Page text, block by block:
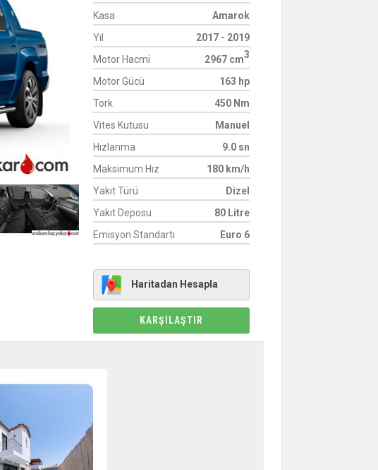
Amarok
Kasa
2017 - 2019
Yıl
2967 cm3
Motor Hacmi
163 hp
Motor Gücü
450 Nm
Tork
Manuel
Vites Kutusu
9.0 sn
Hızlanma
180 km/h
Maksimum Hız
Dizel
Yakıt Türü
80 Litre
Yakıt Deposu
Euro 6
Emisyon Standartı
Haritadan Hesapla
KARŞILAŞTIR